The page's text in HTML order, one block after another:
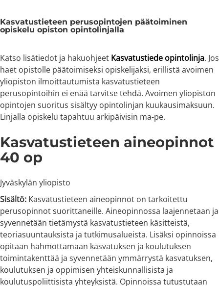
Kasvatustieteen perusopintojen päätoiminen
opiskelu opiston opintolinjalla
Katso lisätiedot ja hakuohjeet Kasvatustiede opintolinja. Jos
haet opistolle päätoimiseksi opiskelijaksi, erillistä avoimen
yliopiston ilmoittautumista kasvatustieteen
perusopintoihin ei enää tarvitse tehdä. Avoimen yliopiston
opintojen suoritus sisältyy opintolinjan kuukausimaksuun.
Linjalla opiskelu tapahtuu arkipäivisin ma-pe.
Kasvatustieteen aineopinnot
40 op
Jyväskylän yliopisto
Sisältö: Kasvatustieteen aineopinnot on tarkoitettu
perusopinnot suorittaneille. Aineopinnossa laajennetaan ja
syvennetään tietämystä kasvatustieteen käsitteistä,
teoriasuuntauksista ja tutkimusalueista. Lisäksi opinnoissa
opitaan hahmottamaan kasvatuksen ja koulutuksen
toimintakenttää ja syvennetään ymmärrystä kasvatuksen,
koulutuksen ja oppimisen yhteiskunnallisista ja
koulutuspoliittisista yhteyksistä. Opinnoissa tutustutaan